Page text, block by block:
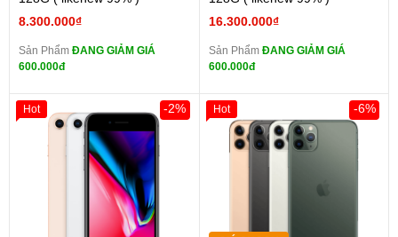
8.300.000₫
Sản Phẩm ĐANG GIẢM GIÁ
600.000đ
16.300.000₫
Sản Phẩm ĐANG GIẢM GIÁ
600.000đ
-2%
Hot -6%
Hot